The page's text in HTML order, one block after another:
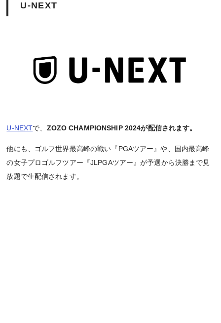
U-NEXT
U-NEXTで、 ZOZO CHAMPIONSHIP 2024が配信されます。
他にも、ゴルフ世界最高峰の戦い『PGAツアー』や、国内最高峰
の女子プロゴルフツアー『JLPGAツアー』が予選から決勝まで見
放題で生配信されます。